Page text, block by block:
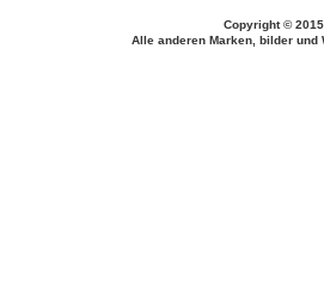
Copyright ©
Alle anderen Marken, bilder und